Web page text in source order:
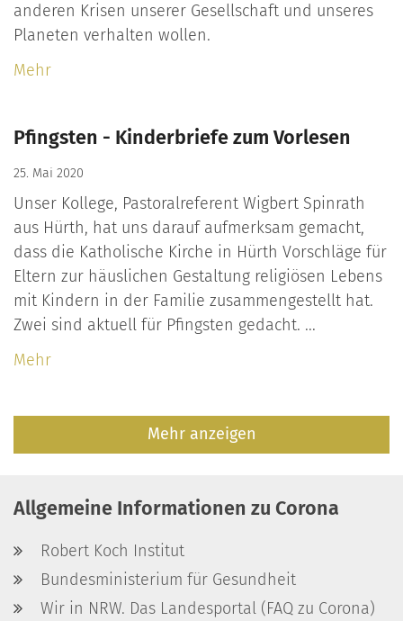
anderen Krisen unserer Gesellschaft und unseres
Planeten verhalten wollen.
Mehr
Pfingsten - Kinderbriefe zum Vorlesen
25. Mai 2020
Unser Kollege, Pastoralreferent Wigbert Spinrath
aus Hürth, hat uns darauf aufmerksam gemacht,
dass die Katholische Kirche in Hürth Vorschläge für
Eltern zur häuslichen Gestaltung religiösen Lebens
mit Kindern in der Familie zusammengestellt hat.
Zwei sind aktuell für Pfingsten gedacht. ...
Mehr
Mehr anzeigen
Allgemeine Informationen zu Corona
Robert Koch Institut
Bundesministerium für Gesundheit
Wir in NRW. Das Landesportal (FAQ zu Corona)